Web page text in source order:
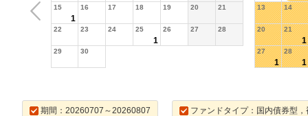
15
1
16 17 18 19 20 21
22 23 24 25
1
26 27 28
29 30
13 14
20 21
1
27
1
28
1
期間：20260707～20260807 ファンドタイプ：国内債券型